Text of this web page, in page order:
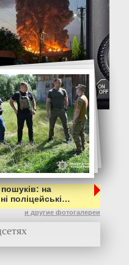
пошуків: на
поліцейські…
и другие фотогалереи